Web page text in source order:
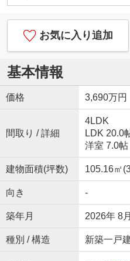
お気に入り追加
基本情報
価格 3,690万円
間取り / 詳細
4LDK
LDK 20.0
洋室 7.0帖
建物面積(坪数) 105.16㎡
向き -
築年月 2026年 8
種別 / 構造 新築一戸